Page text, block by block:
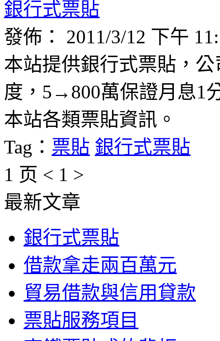
銀行式票貼
發佈： 2011/3/12 下午
本站提供銀行式票貼，
度，5→800萬保證月息1
本站各類票貼資訊。
Tag： 票貼 銀行式票貼
1 页 < 1 >
最新文章
銀行式票貼
借款拿走兩百萬元
貿易借款與信用貸款
票貼服務項目